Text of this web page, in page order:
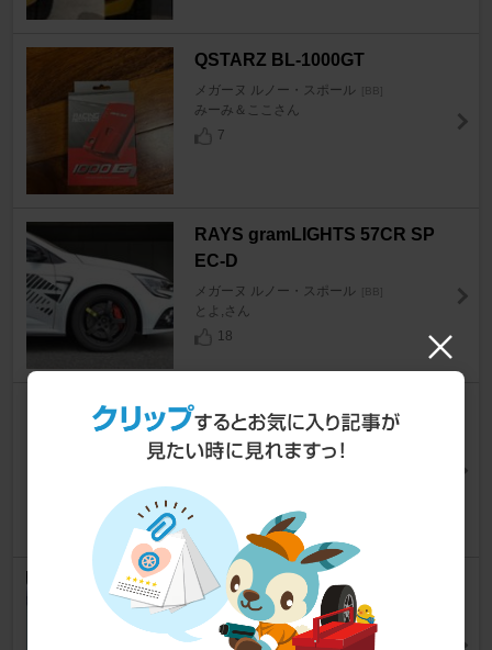
QSTARZ BL-1000GT
メガーヌ ルノー・スポール
みーみ＆ここさん
7
RAYS gramLIGHTS 57CR SP
EC-D
メガーヌ ルノー・スポール
とよ,さん
18
VARTA DYNAMIC AGM LN1
メガーヌ ルノー・スポール
とよ,さん
エーモン ラディテックサンシェ
ード L
メガーヌ ルノー・スポール [BB]